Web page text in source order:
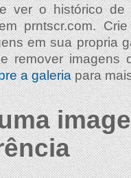
ver o histórico
prntscr.com.
em sua propria
remover imagens
a galeriapara